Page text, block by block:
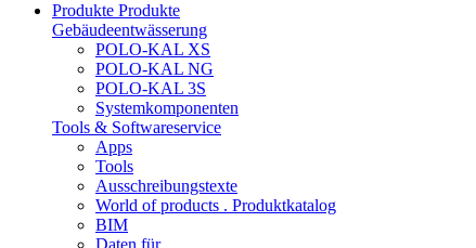
Produkte Produkte
Gebäudeentwässerung
POLO-KAL XS
POLO-KAL NG
POLO-KAL 3S
Systemkomponenten
Tools & Softwareservice
Apps
Tools
Ausschreibungstexte
World of products . Produktkatalog
BIM